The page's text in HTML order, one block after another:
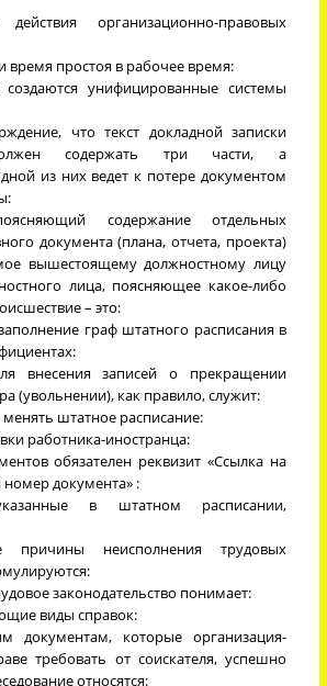
организационно-правовых
время простоя в рабочее время:
унифицированные системы
что текст докладной записки
содержать три части, а
из них ведет к потере документом
содержание отдельных
документа (плана, отчета, проекта)
вышестоящему должностному лицу
лица, поясняющее какое-либо
– это:
граф штатного расписания в
внесения записей о прекращении
(увольнении), как правило, служит:
штатное расписание:
работника-иностранца:
обязателен реквизит «Ссылка на
документа» :
в штатном расписании,
причины неисполнения трудовых
законодательство понимает:
виды справок:
документам, которые организация-
требовать от соискателя, успешно
относятся: